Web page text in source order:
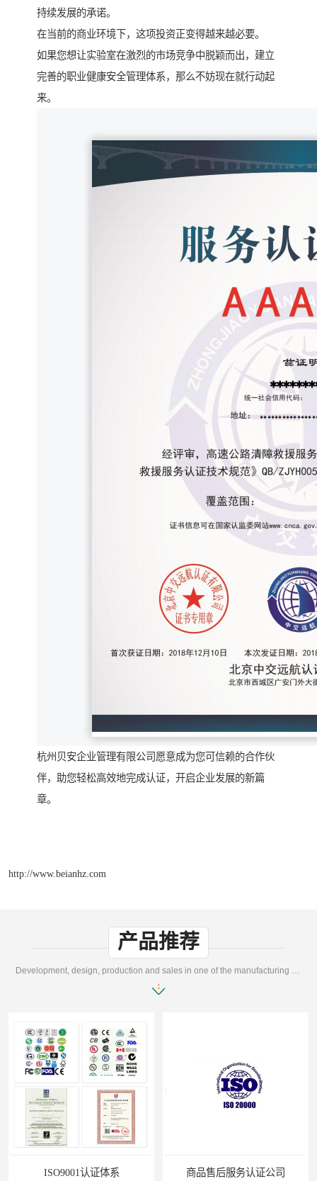
持续发展的承诺。
在当前的商业环境下，这项投资正变得越来越必要。
如果您想让实验室在激烈的市场竞争中脱颖而出，建立
完善的职业健康安全管理体系，那么不妨现在就行动起
来。
杭州贝安企业管理有限公司愿意成为您可信赖的合作伙
伴，助您轻松高效地完成认证，开启企业发展的新篇
章。
http://www.beianhz.com
产品推荐
商品售后服务认证公司